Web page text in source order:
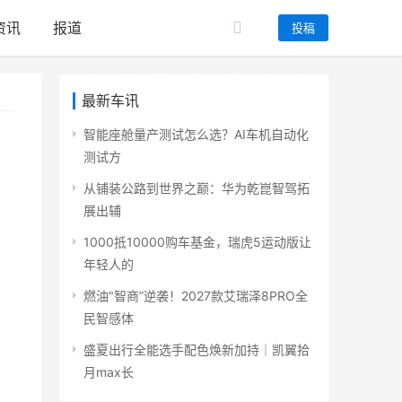
讯 报道 投稿
最新车讯
智能座舱量产测试怎么选？AI车机自动化
测试方
从铺装公路到世界之巅：华为乾崑智驾拓
展出辅
1000抵10000购车基金，瑞虎5运动版让
年轻人的
燃油"智商”逆袭！2027款艾瑞泽8PRO全
民智感体
盛夏出行全能选手配色焕新加持｜凯翼拾
月max长